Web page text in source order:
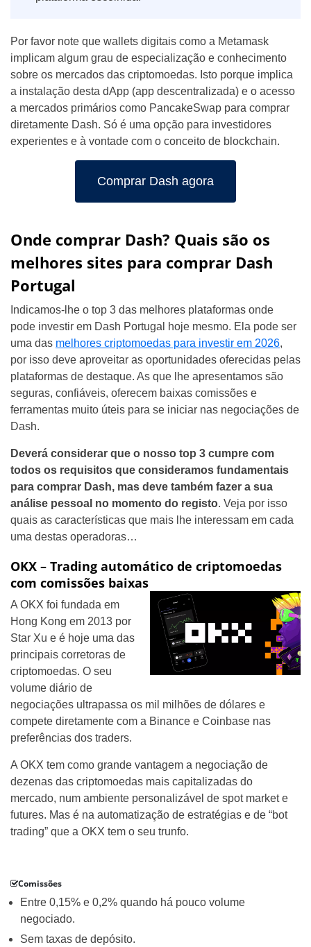
Por favor note que wallets digitais como a Metamask
implicam algum grau de especialização e conhecimento
sobre os mercados das criptomoedas. Isto porque implica
a instalação desta dApp (app descentralizada) e o acesso
a mercados primários como PancakeSwap para comprar
diretamente Dash. Só é uma opção para investidores
experientes e à vontade com o conceito de blockchain.
Comprar Dash agora
Onde comprar Dash? Quais são os
melhores sites para comprar Dash
Portugal
Indicamos-lhe o top 3 das melhores plataformas onde
pode investir em Dash Portugal hoje mesmo. Ela pode ser
uma das melhores criptomoedas para investir em 2026,
por isso deve aproveitar as oportunidades oferecidas pelas
plataformas de destaque. As que lhe apresentamos são
seguras, confiáveis, oferecem baixas comissões e
ferramentas muito úteis para se iniciar nas negociações de
Dash.
Deverá considerar que o nosso top 3 cumpre com
todos os requisitos que consideramos fundamentais
para comprar Dash, mas deve também fazer a sua
análise pessoal no momento do registo. Veja por isso
quais as características que mais lhe interessam em cada
uma destas operadoras…
OKX – Trading automático de criptomoedas
com comissões baixas
A OKX foi fundada em
Hong Kong em 2013 por
Star Xu e é hoje uma das
principais corretoras de
criptomoedas. O seu
volume diário de
negociações ultrapassa os mil milhões de dólares e
compete diretamente com a Binance e Coinbase nas
preferências dos traders.
A OKX tem como grande vantagem a negociação de
dezenas das criptomoedas mais capitalizadas do
mercado, num ambiente personalizável de spot market e
futures. Mas é na automatização de estratégias e de “bot
trading” que a OKX tem o seu trunfo.
Comissões
Entre 0,15% e 0,2% quando há pouco volume
negociado.
Sem taxas de depósito.